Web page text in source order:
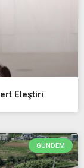
Eleştiri
GÜNDEM